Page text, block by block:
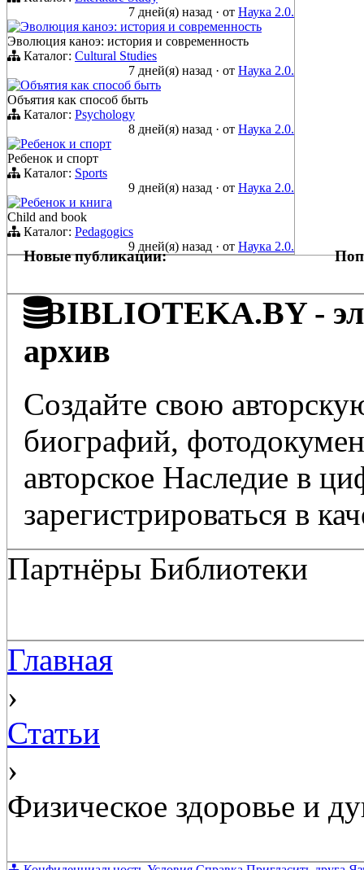
7 дней(я) назад · от Наука 2.0.
Эволюция каноэ: история и современность
Эволюция каноэ: история и современность
Каталог: Cultural Studies
7 дней(я) назад · от Наука 2.0.
Объятия как способ быть
Объятия как способ быть
Каталог: Psychology
8 дней(я) назад · от Наука 2.0.
Ребенок и спорт
Ребенок и спорт
Каталог: Sports
9 дней(я) назад · от Наука 2.0.
Ребенок и книга
Child and book
Каталог: Pedagogics
9 дней(я) назад · от Наука 2.0.
Новые публикации:
BIBLIOTEKA.BY -
архив
Создайте свою
биографий,
авторское Наследие в
зарегистрироваться в
Партнёры Библиотеки
Главная
›
Статьи
›
Физическое здоровье и